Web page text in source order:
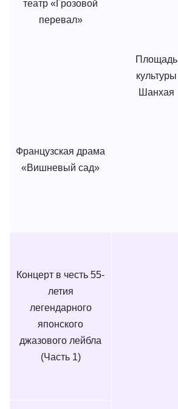
театр «Грозовой
перевал»
Площадь
культуры
Шанхая
Французская драма
«Вишневый сад»
Концерт в честь 55-
летия
легендарного
японского
джазового лейбла
(Часть 1)